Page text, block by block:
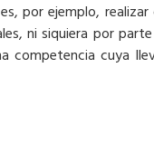
por ejemplo,
ni siquiera por
cuya